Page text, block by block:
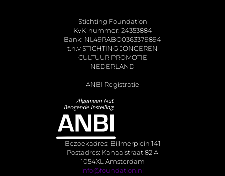
Stichting Foundation
KvK-nummer: 24353884
Bank: NL49RABO0363379894
t.n.v STICHTING JONGEREN
CULTUUR PROMOTIE
NEDERLAND
ANBI Registratie
Bezoekadres: Bijlmerplein 141
Postadres: Kanaalstraat 82 A
1054XL Amsterdam
info@foundation.nl